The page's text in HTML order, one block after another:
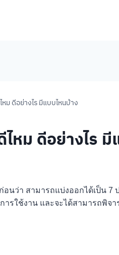
ม ดีอย่างไร มีแบบไหนบ้าง
หม ดีอย่างไร มี
นว่า สามารถแบ่งออกได้เป็น 7
ารใช้งาน และจะได้สามารถพิ